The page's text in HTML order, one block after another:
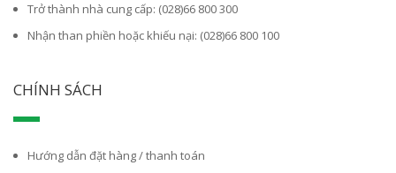
Trở thành nhà cung cấp: (028)66 800 300
Nhận than phiền hoặc khiếu nại: (028)66 800 100
CHÍNH SÁCH
Hướng dẫn đặt hàng / thanh toán